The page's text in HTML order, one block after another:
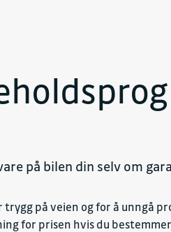
på bilen din selv om
trygg på veien og for å unngå
for prisen hvis du